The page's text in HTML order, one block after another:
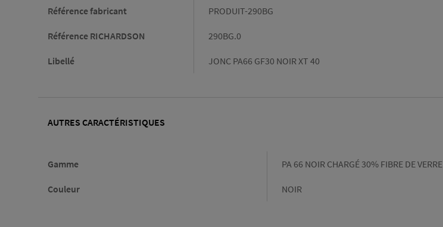
Référence fabricant PRODUIT-290BG
Référence RICHARDSON 290BG.0
Libellé JONC PA66 GF30 NOIR XT 40
AUTRES CARACTÉRISTIQUES
Gamme Gamme
PA 66 NOIR CHARGÉ 30% FIBRE DE VERRE
Couleur Couleur
NOIR